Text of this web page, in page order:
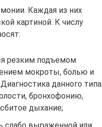
Каждая из них
картиной. К числу
резким подъемом
мокроты, болью и
данного типа
бронхофонию,
дыхание;